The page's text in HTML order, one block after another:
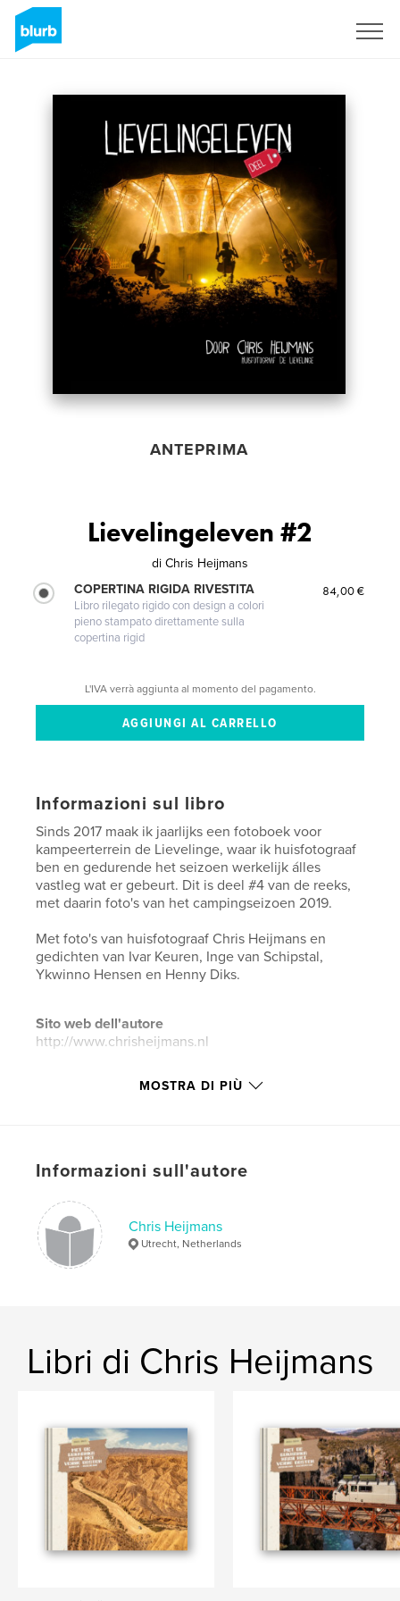
ANTEPRIMA
Lievelingeleven #2
di Chris Heijmans
COPERTINA RIGIDA RIVESTITA
Libro rilegato rigido con design a colori
pieno stampato direttamente sulla
copertina rigid
84,00 €
L'IVA verrà aggiunta al momento del pagamento.
Informazioni sul libro
Sinds 2017 maak ik jaarlijks een fotoboek voor
kampeerterrein de Lievelinge, waar ik huisfotograaf
ben en gedurende het seizoen werkelijk álles
vastleg wat er gebeurt. Dit is deel #4 van de reeks,
met daarin foto's van het campingseizoen 2019.
Met foto's van huisfotograaf Chris Heijmans en
gedichten van Ivar Keuren, Inge van Schipstal,
Ykwinno Hensen en Henny Diks.
Sito web dell'autore
http://www.chrisheijmans.nl
Funzionalità e dettagli
N° di pagine:60
LinguaDutch
Parole chiave
MOSTRA DI PIÙ
Informazioni sull'autore
Chris Heijmans
Utrecht, Netherlands
Libri di Chris Heijmans